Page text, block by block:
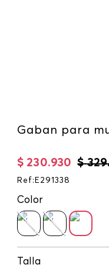
Gaban para
$ 329
$ 230.930
Ref : E291338
Color
Talla